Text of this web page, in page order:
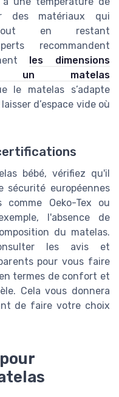
des matériaux qui
tout en restant
recommandent
les dimensions
un matelas
le matelas s’adapte
d’espace vide où
bébé, vérifiez qu'il
sécurité européennes
Oeko-Tex ou
l'absence de
du matelas.
les avis et
pour vous faire
termes de confort et
Cela vous donnera
de faire votre choix